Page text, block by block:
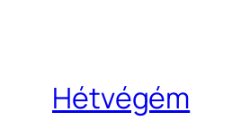
Hétvégém